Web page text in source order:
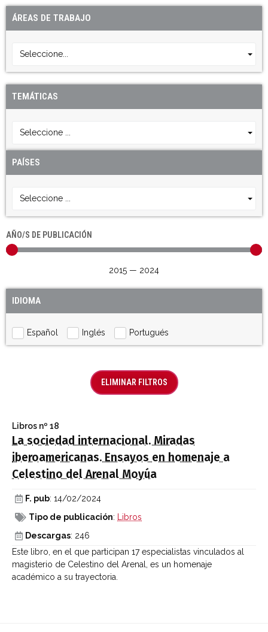
ÁREAS DE TRABAJO
Seleccione...
TEMÁTICAS
Seleccione ...
PAÍSES
Seleccione ...
AÑO/S DE PUBLICACIÓN
2015 — 2024
IDIOMA
Español Inglés Portugués
ELIMINAR FILTROS
Libros nº 18
La sociedad internacional. Miradas
iberoamericanas. Ensayos en homenaje a
Celestino del Arenal Moyúa
F. pub: 14/02/2024
Tipo de publicación: Libros
Descargas: 246
Este libro, en el que participan 17 especialistas vinculados al
magisterio de Celestino del Arenal, es un homenaje
académico a su trayectoria.